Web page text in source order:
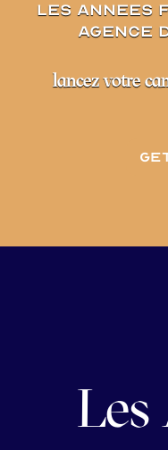
les annees
agence
lancez votre
Les